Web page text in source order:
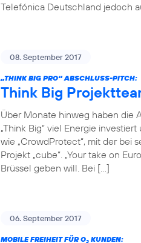
Telefónica Deutschland jedoch
08. September 2017
„THINK BIG PRO“ ABSCHLUSS-PITCH:
Think Big
Über Monate hinweg haben die
„Think Big“ viel Energie
wie „CrowdProtect“, mit der bei
Projekt „cube“. „Your take on
Brüssel geben will. Bei […]
06. September 2017
MOBILE FREIHEIT FÜR O2 KUNDEN: